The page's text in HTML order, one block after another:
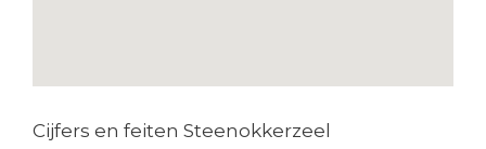
Cijfers en feiten Steenokkerzeel